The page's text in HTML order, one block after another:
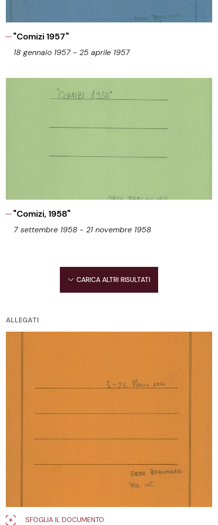
"Comizi 1957"
18 gennaio 1957 - 25 aprile 1957
"Comizi, 1958"
7 settembre 1958 - 21 novembre 1958
CARICA ALTRI RISULTATI
ALLEGATI
SFOGLIA IL DOCUMENTO